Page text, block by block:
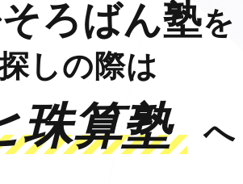
そろばん塾を
しの際は
珠算塾 へ